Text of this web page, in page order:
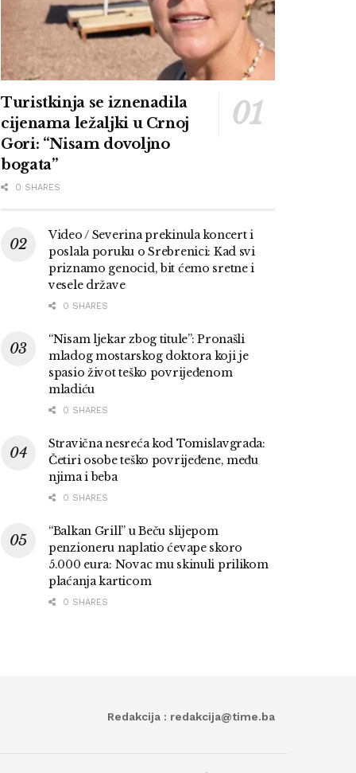
Turistkinja se iznenadila
cijenama ležaljki u Crnoj
Gori: “Nisam dovoljno
bogata”
0 SHARES
Video / Severina prekinula koncert i
poslala poruku o Srebrenici: Kad svi
priznamo genocid, bit ćemo sretne i
vesele države
0 SHARES
“Nisam ljekar zbog titule”: Pronašli
mladog mostarskog doktora koji je
spasio život teško povrijeđenom
mladiću
0 SHARES
Stravična nesreća kod Tomislavgrada:
Četiri osobe teško povrijeđene, među
njima i beba
0 SHARES
“Balkan Grill” u Beču slijepom
penzioneru naplatio ćevape skoro
5.000 eura: Novac mu skinuli prilikom
plaćanja karticom
0 SHARES
Redakcija : redakcija@time.ba